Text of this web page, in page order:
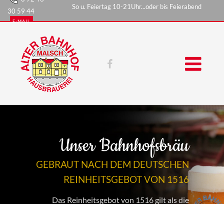
30 59 44
E-MAIL
So u. Feiertag 10-21Uhr...oder bis Feierabend
Unser Bahnhofsbräu
GEBRAUT NACH DEM DEUTSCHEN
REINHEITSGEBOT VON 1516
Das Reinheitsgebot von 1516 gilt als die